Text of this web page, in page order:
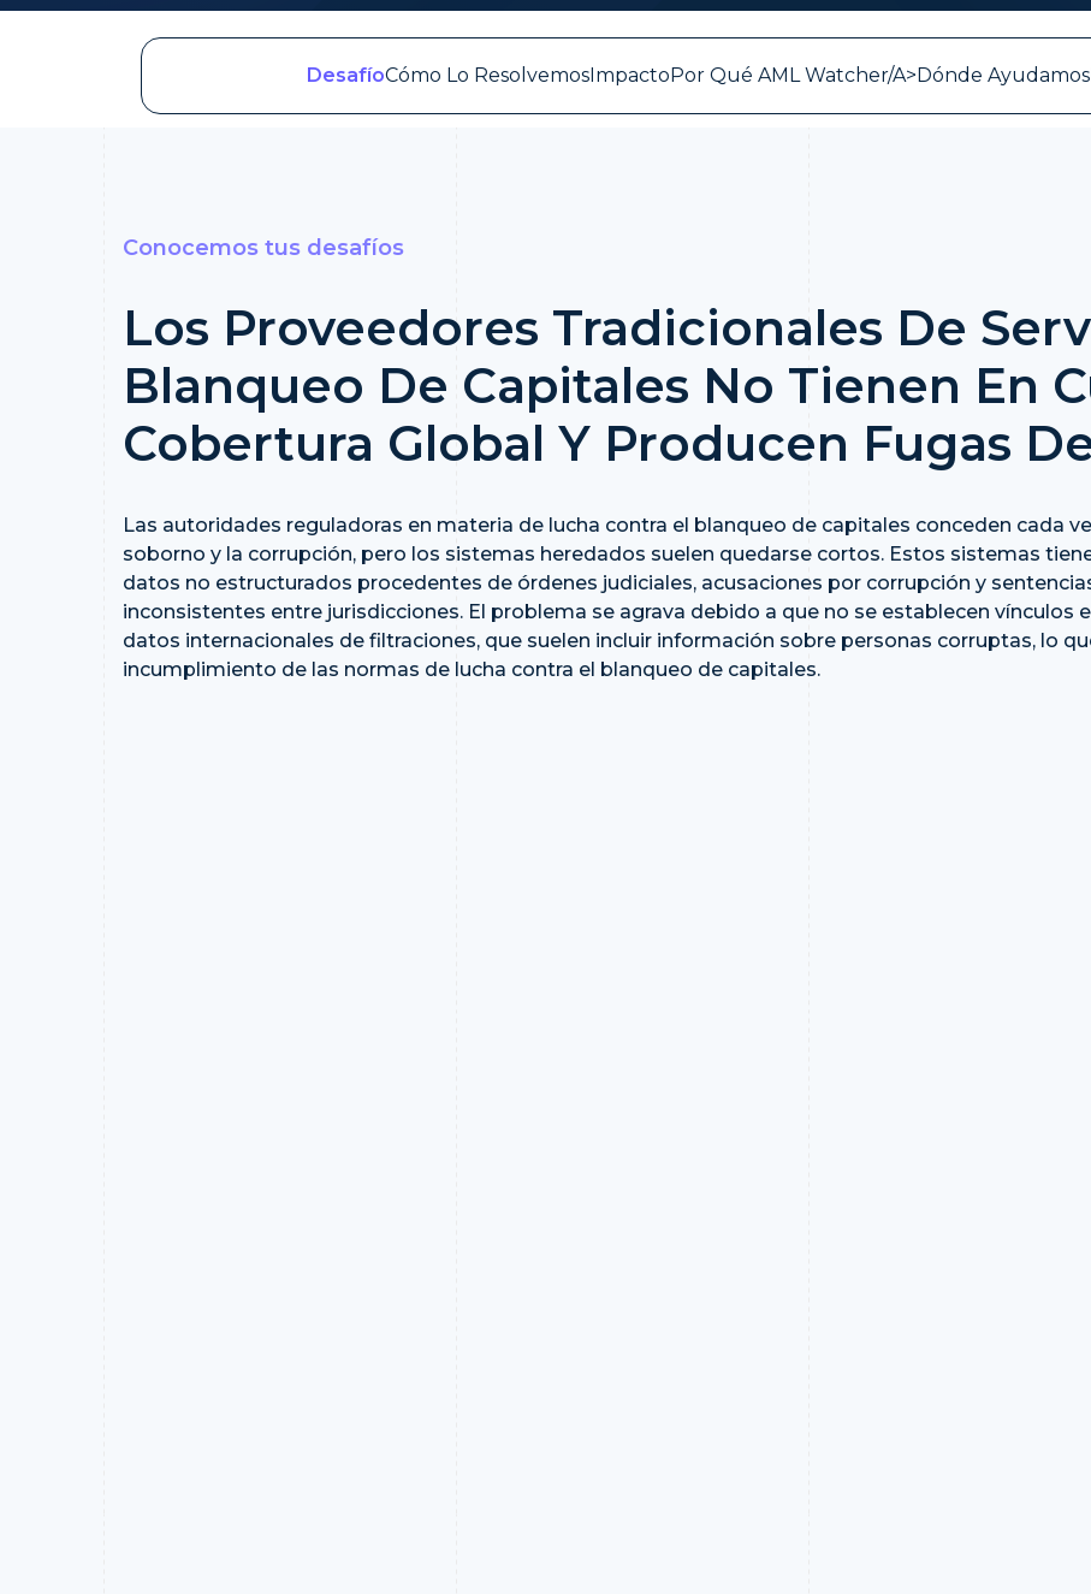
DesafíoCómo Lo ResolvemosImpactoPor Qué AML Watcher/a>Dónde Ayudamos
Conocemos tus desafíos
Los Proveedores Tradicionales De
Blanqueo De Capitales No Tienen En
Cobertura Global Y Producen Fugas
Las autoridades reguladoras en materia de lucha contra el blanqueo de capitales conceden cada
soborno y la corrupción, pero los sistemas heredados suelen quedarse cortos. Estos sistemas
datos no estructurados procedentes de órdenes judiciales, acusaciones por corrupción y
inconsistentes entre jurisdicciones. El problema se agrava debido a que no se establecen vínculos
datos internacionales de filtraciones, que suelen incluir información sobre personas corruptas, lo
incumplimiento de las normas de lucha contra el blanqueo de capitales.